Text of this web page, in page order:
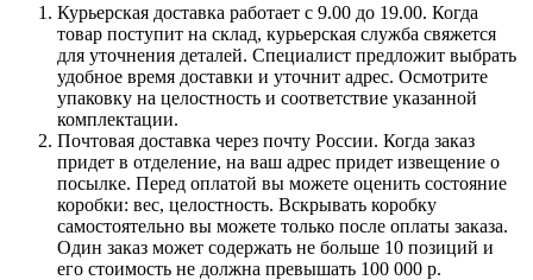
Курьерская доставка работает с 9.00 до 19.00. Когда
товар поступит на склад, курьерская служба свяжется
для уточнения деталей. Специалист предложит выбрать
удобное время доставки и уточнит адрес. Осмотрите
упаковку на целостность и соответствие указанной
комплектации.
Почтовая доставка через почту России. Когда заказ
придет в отделение, на ваш адрес придет извещение о
посылке. Перед оплатой вы можете оценить состояние
коробки: вес, целостность. Вскрывать коробку
самостоятельно вы можете только после оплаты заказа.
Один заказ может содержать не больше 10 позиций и
его стоимость не должна превышать 100 000 р.